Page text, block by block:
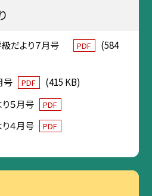
だより７月号 PDF
(584
号
PDF
(415 KB)
５月号
PDF
４月号 PDF